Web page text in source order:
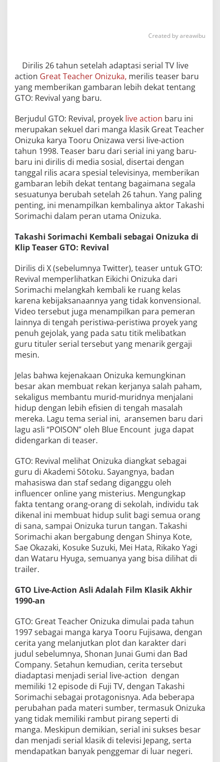
Created by areawibu
Dirilis 26 tahun setelah adaptasi serial TV live
action Great Teacher Onizuka, merilis teaser baru
yang memberikan gambaran lebih dekat tentang
GTO: Revival yang baru.
Berjudul GTO: Revival, proyek live action baru ini
merupakan sekuel dari manga klasik Great Teacher
Onizuka karya Tooru Onizawa versi live-action
tahun 1998. Teaser baru dari serial ini yang baru-
baru ini dirilis di media sosial, disertai dengan
tanggal rilis acara spesial televisinya, memberikan
gambaran lebih dekat tentang bagaimana segala
sesuatunya berubah setelah 26 tahun. Yang paling
penting, ini menampilkan kembalinya aktor Takashi
Sorimachi dalam peran utama Onizuka.
Takashi Sorimachi Kembali sebagai Onizuka di
Klip Teaser GTO: Revival
Dirilis di X (sebelumnya Twitter), teaser untuk GTO:
Revival memperlihatkan Eikichi Onizuka dari
Sorimachi melangkah kembali ke ruang kelas
karena kebijaksanaannya yang tidak konvensional.
Video tersebut juga menampilkan para pemeran
lainnya di tengah peristiwa-peristiwa proyek yang
penuh gejolak, yang pada satu titik melibatkan
guru tituler serial tersebut yang menarik gergaji
mesin.
Jelas bahwa kejenakaan Onizuka kemungkinan
besar akan membuat rekan kerjanya salah paham,
sekaligus membantu murid-muridnya menjalani
hidup dengan lebih efisien di tengah masalah
mereka. Lagu tema serial ini, aransemen baru dari
lagu asli “POISON” oleh Blue Encount juga dapat
didengarkan di teaser.
GTO: Revival melihat Onizuka diangkat sebagai
guru di Akademi Sōtoku. Sayangnya, badan
mahasiswa dan staf sedang diganggu oleh
influencer online yang misterius. Mengungkap
fakta tentang orang-orang di sekolah, individu tak
dikenal ini membuat hidup sulit bagi semua orang
di sana, sampai Onizuka turun tangan. Takashi
Sorimachi akan bergabung dengan Shinya Kote,
Sae Okazaki, Kosuke Suzuki, Mei Hata, Rikako Yagi
dan Wataru Hyuga, semuanya yang bisa dilihat di
trailer.
GTO Live-Action Asli Adalah Film Klasik Akhir
1990-an
GTO: Great Teacher Onizuka dimulai pada tahun
1997 sebagai manga karya Tooru Fujisawa, dengan
cerita yang melanjutkan plot dan karakter dari
judul sebelumnya, Shonan Junai Gumi dan Bad
Company. Setahun kemudian, cerita tersebut
diadaptasi menjadi serial live-action dengan
memiliki 12 episode di Fuji TV, dengan Takashi
Sorimachi sebagai protagonisnya. Ada beberapa
perubahan pada materi sumber, termasuk Onizuka
yang tidak memiliki rambut pirang seperti di
manga. Meskipun demikian, serial ini sukses besar
dan menjadi serial klasik di televisi Jepang, serta
mendapatkan banyak penggemar di luar negeri.